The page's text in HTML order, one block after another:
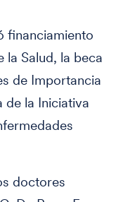
financiamiento
la Salud, la beca
de Importancia
de la Iniciativa
doctores